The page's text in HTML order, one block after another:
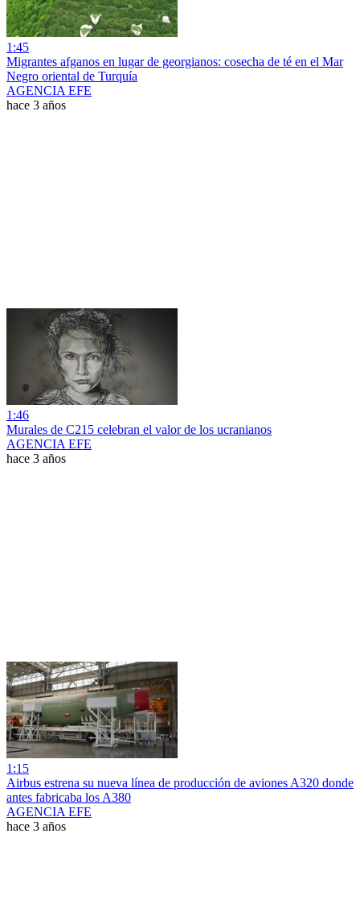
1:45
Migrantes afganos en lugar de georgianos: cosecha de té en el Mar
Negro oriental de Turquía
AGENCIA EFE
hace 3 años
1:46
Murales de C215 celebran el valor de los ucranianos
AGENCIA EFE
hace 3 años
1:15
Airbus estrena su nueva línea de producción de aviones A320 donde
antes fabricaba los A380
AGENCIA EFE
hace 3 años